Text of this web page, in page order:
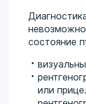
состояние
или